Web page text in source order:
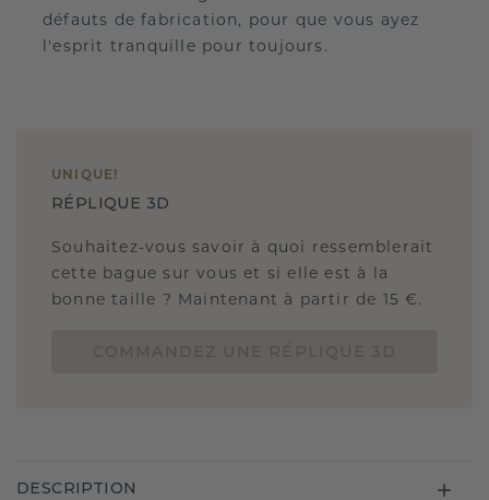
défauts de fabrication, pour que vous ayez
l'esprit tranquille pour toujours.
UNIQUE !
RÉPLIQUE 3D
Souhaitez-vous savoir à quoi ressemblerait
cette bague sur vous et si elle est à la
bonne taille ? Maintenant à partir de 15 €.
DESCRIPTION